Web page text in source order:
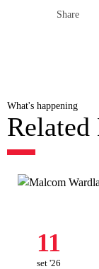
Share
What's happening
Related
11
set '26